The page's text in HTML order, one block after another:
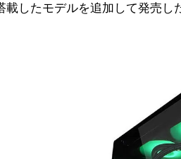
載したモデルを追加して発売し